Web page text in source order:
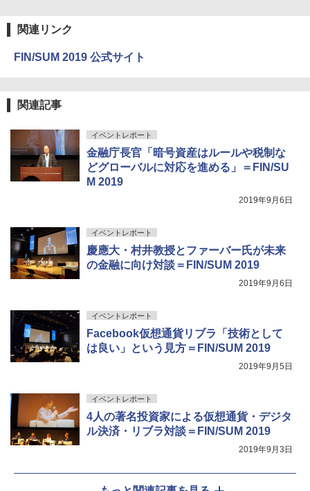
関連リンク
FIN/SUM 2019 公式サイト
関連記事
イベントレポート
金融庁長官「暗号資産はルールや税制な
どグローバルに対応を進める」＝FIN/SU
M 2019
2019年9月6日
イベントレポート
慶應大・村井教授とファーバー氏が未来
の金融に向け対談＝FIN/SUM 2019
2019年9月6日
イベントレポート
Facebook仮想通貨リブラ「技術として
は良い」という見方＝FIN/SUM 2019
2019年9月5日
イベントレポート
4人の著名投資家による仮想通貨・デジタ
ル決済・リブラ対談＝FIN/SUM 2019
2019年9月3日